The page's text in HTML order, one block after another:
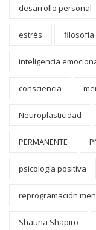
desarrollo personal
estrés filosofía
inteligencia
consciencia
Neuroplasticidad
PERMANENTE
psicología positiva
reprogramación
Shauna Shapiro